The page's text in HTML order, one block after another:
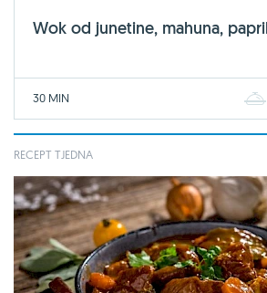
Wok od junetine, mahuna,
30 MIN
RECEPT TJEDNA